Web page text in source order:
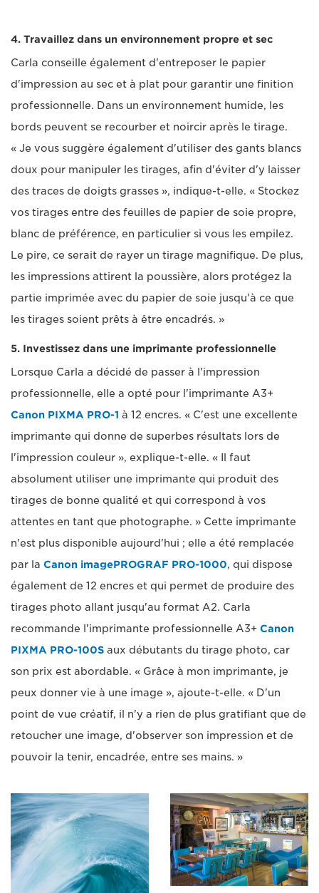
4. Travaillez dans un environnement propre et sec
Carla conseille également d'entreposer le papier
d'impression au sec et à plat pour garantir une finition
professionnelle. Dans un environnement humide, les
bords peuvent se recourber et noircir après le tirage.
« Je vous suggère également d'utiliser des gants blancs
doux pour manipuler les tirages, afin d'éviter d'y laisser
des traces de doigts grasses », indique-t-elle. « Stockez
vos tirages entre des feuilles de papier de soie propre,
blanc de préférence, en particulier si vous les empilez.
Le pire, ce serait de rayer un tirage magnifique. De plus,
les impressions attirent la poussière, alors protégez la
partie imprimée avec du papier de soie jusqu'à ce que
les tirages soient prêts à être encadrés. »
5. Investissez dans une imprimante professionnelle
Lorsque Carla a décidé de passer à l'impression
professionnelle, elle a opté pour l'imprimante A3+
Canon PIXMA PRO-1 à 12 encres. « C'est une excellente
imprimante qui donne de superbes résultats lors de
l'impression couleur », explique-t-elle. « Il faut
absolument utiliser une imprimante qui produit des
tirages de bonne qualité et qui correspond à vos
attentes en tant que photographe. » Cette imprimante
n'est plus disponible aujourd'hui ; elle a été remplacée
par la Canon imagePROGRAF PRO-1000, qui dispose
également de 12 encres et qui permet de produire des
tirages photo allant jusqu'au format A2. Carla
recommande l'imprimante professionnelle A3+ Canon
PIXMA PRO-100S aux débutants du tirage photo, car
son prix est abordable. « Grâce à mon imprimante, je
peux donner vie à une image », ajoute-t-elle. « D'un
point de vue créatif, il n'y a rien de plus gratifiant que de
retoucher une image, d'observer son impression et de
pouvoir la tenir, encadrée, entre ses mains. »